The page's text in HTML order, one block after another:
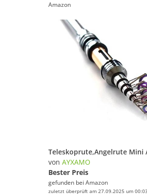
Amazon
von AYXAMO
Bester Preis
gefunden bei Amazon
zuletzt überprüft am 27.09.2025 um